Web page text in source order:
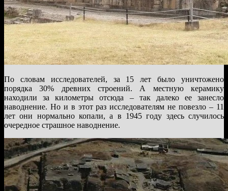
По словам исследователей, за 15 лет было уничтожено
порядка 30% древних строений. А местную керамику
находили за километры отсюда – так далеко ее занесло
наводнение. Но и в этот раз исследователям не повезло – 11
лет они нормально копали, а в 1945 году здесь случилось
очередное страшное наводнение.